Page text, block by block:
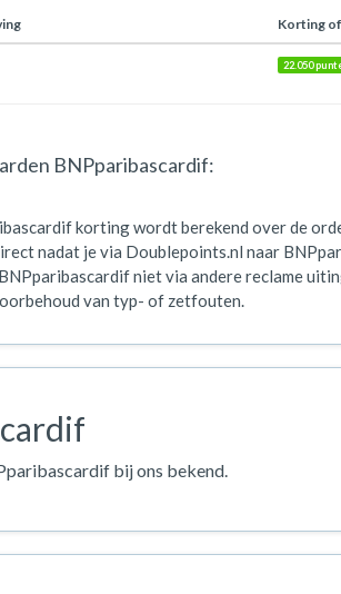
Korting
22.050
BNPparibascardif:
korting wordt berekend over de
nadat je via Doublepoints.nl naar
niet via andere reclame
van typ- of zetfouten.
bij ons bekend.